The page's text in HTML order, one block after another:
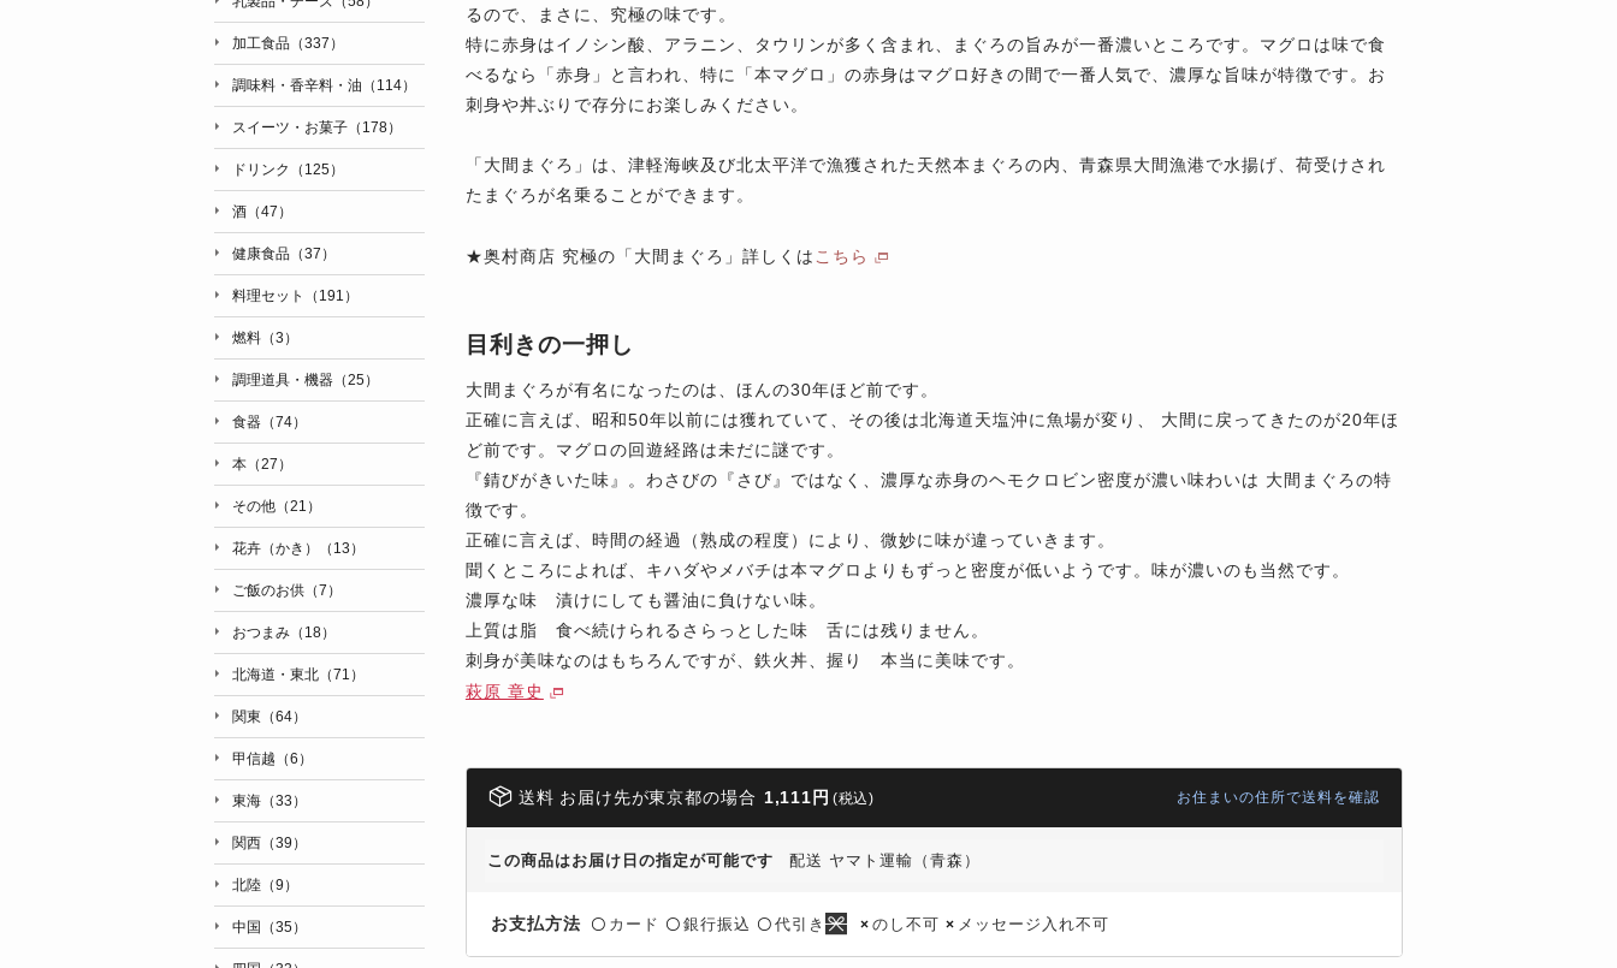
るので、まさに、究極の味です。
特に赤身はイノシン酸、アラニン、タウリンが多く含まれ、まぐろの旨みが一番濃いところです。マグロは味で食
べるなら「赤身」と言われ、特に「本マグロ」の赤身はマグロ好きの間で一番人気で、濃厚な旨味が特徴です。お
刺身や丼ぶりで存分にお楽しみください。
「大間まぐろ」は、津軽海峡及び北太平洋で漁獲された天然本まぐろの内、青森県大間漁港で水揚げ、荷受けされ
たまぐろが名乗ることができます。
★奥村商店 究極の「大間まぐろ」詳しくは こちら
目利きの一押し
大間まぐろが有名になったのは、ほんの30年ほど前です。
正確に言えば、昭和50年以前には獲れていて、その後は北海道天塩沖に魚場が変り、 大間に戻ってきたのが20年ほ
ど前です。マグロの回遊経路は未だに謎です。
『錆びがきいた味』。わさびの『さび』ではなく、濃厚な赤身のヘモクロビン密度が濃い味わいは 大間まぐろの特
徴です。
正確に言えば、時間の経過（熟成の程度）により、微妙に味が違っていきます。
聞くところによれば、キハダやメバチは本マグロよりもずっと密度が低いようです。味が濃いのも当然です。
濃厚な味 漬けにしても醤油に負けない味。
上質は脂 食べ続けられるさらっとした味 舌には残りません。
刺身が美味なのはもちろんですが、鉄火丼、握り 本当に美味です。
萩原 章史
送料 お届け先が東京都の場合 1,111円 (税込) お住まいの住所で送料を確認
この商品はお届け日の指定が可能です 配送 ヤマト運輸（青森）
お支払方法 〇 カード 〇 銀行振込 〇 代引き × のし不可 × メッセージ入れ不可
加工食品（337）
調味料・香辛料・油（114）
スイーツ・お菓子（178）
ドリンク（125）
酒（47）
健康食品（37）
料理セット（191）
燃料（3）
調理道具・機器（25）
食器（74）
本（27）
その他（21）
花卉（かき）（13）
ご飯のお供（7）
おつまみ（18）
北海道・東北（71）
関東（64）
甲信越（6）
東海（33）
関西（39）
北陸（9）
中国（35）